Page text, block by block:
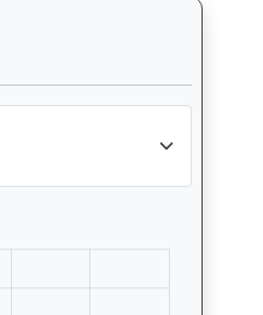
跑法風格和衝線
成時間標準差分析